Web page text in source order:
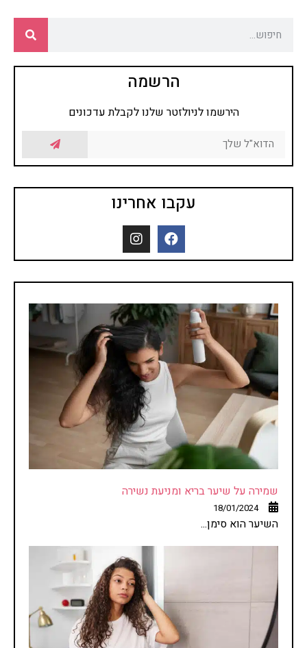
הרשמה
הירשמו לניולזטר שלנו לקבלת עדכונים
עקבו אחרינו
שמירה על שיער בריא ומניעת נשירה
18/01/2024
השיער הוא סימן...